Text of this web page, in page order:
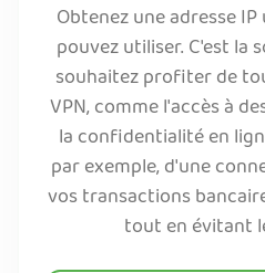
Obtenez une adresse
pouvez utiliser. C'est la
souhaitez profiter de
VPN, comme l'accès à
la confidentialité en
par exemple, d'une
vos transactions
tout en évitant